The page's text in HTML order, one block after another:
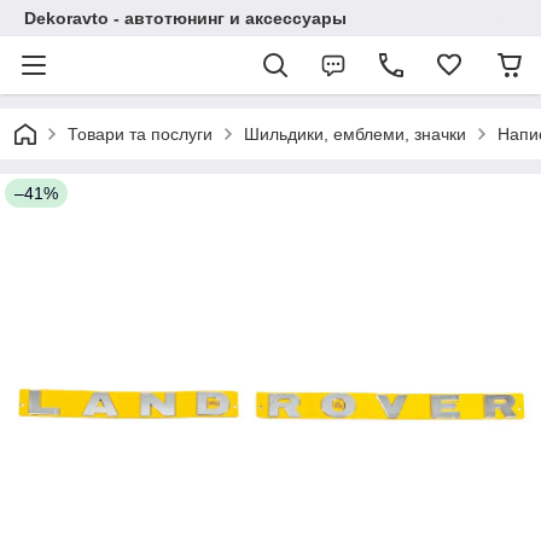
Dekoravto - автотюнинг и аксессуары
Товари та послуги Шильдики, емблеми, значки
–41%